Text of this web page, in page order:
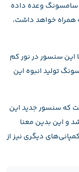
سامسونگ وعده داده
همراه خواهد داشت،
این سنسور در نور کم
تولید انبوه این
که سنسور جدید این
و این بدین معنا
دیگری نیز از